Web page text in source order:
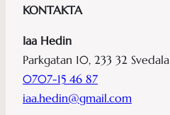
KONTAKTA
Iaa Hedin
Parkgatan 10, 233 32 Svedala
0707-15 46 87
iaa.hedin@gmail.com